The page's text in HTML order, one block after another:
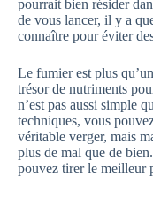
pourrait bien résider
de vous lancer, il y a
connaître pour éviter
Le fumier est plus
trésor de nutriments
n’est pas aussi simple
techniques, vous
véritable verger, mais
plus de mal que de
pouvez tirer le meilleur